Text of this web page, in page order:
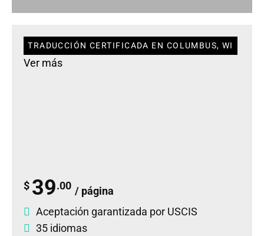
TRADUCCIÓN CERTIFICADA EN COLUMBUS, WI
Ver más
$ 39.00 / página
Aceptación garantizada por USCIS
35 idiomas